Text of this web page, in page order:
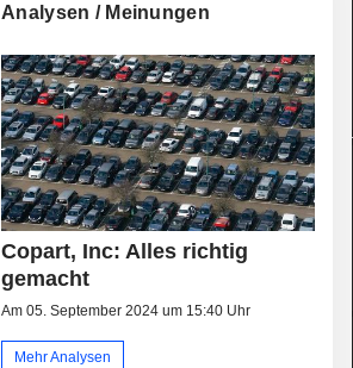
Analysen / Meinungen
Copart, Inc: Alles richtig
gemacht
Am 05. September 2024 um 15:40 Uhr
Mehr Analysen